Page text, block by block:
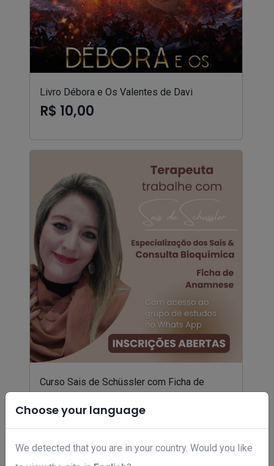
Choose your language
We detected that you are in your country. Would you like
Livro Débora e Os Valentes de Davi
R$ 10,00
Curso Sais de Schüssler com Ficha de
R$ 797,00